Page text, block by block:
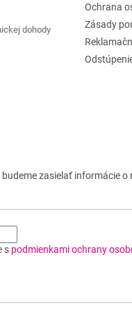
dohody
Ochrana
Zásady
zasielať informácie
s podmienkami ochrany